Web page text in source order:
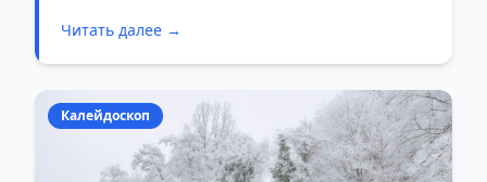
Читать далее →
Калейдоскоп